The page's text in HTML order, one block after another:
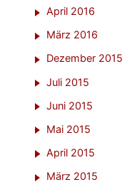
April 2016
März 2016
Dezember 2015
Juli 2015
Juni 2015
Mai 2015
April 2015
März 2015